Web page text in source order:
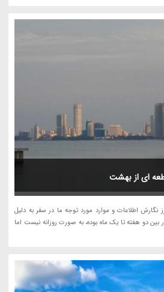
اى از بهشت
نگارش اطلاعات و موارد مورد توجه ما در سفر به دلیل
بین دو هفته تا یک ماه بوده، به صورت روزانه نیست اما